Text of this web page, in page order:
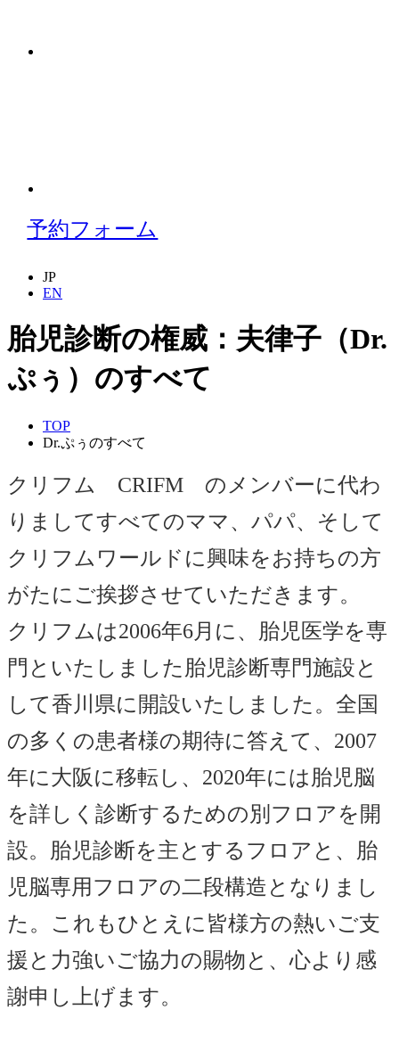
予約フォーム
JP
EN
胎児診断の権威：夫律子（Dr.
ぷぅ）のすべて
TOP
Dr.ぷぅのすべて
クリフム CRIFM のメンバーに代わ
りましてすべてのママ、パパ、そして
クリフムワールドに興味をお持ちの方
がたにご挨拶させていただきます。
クリフムは2006年6月に、胎児医学を専
門といたしました胎児診断専門施設と
して香川県に開設いたしました。全国
の多くの患者様の期待に答えて、2007
年に大阪に移転し、2020年には胎児脳
を詳しく診断するための別フロアを開
設。胎児診断を主とするフロアと、胎
児脳専用フロアの二段構造となりまし
た。これもひとえに皆様方の熱いご支
援と力強いご協力の賜物と、心より感
謝申し上げます。